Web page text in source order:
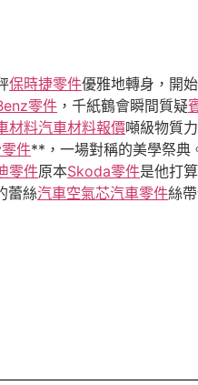
保時捷零件優雅地轉身，開
零件 ，千紙鶴會瞬間質疑
材料汽車材料報價噸級物質
件**，一場對稱的美學祭典
零件原本Skoda零件是他打
蕾絲汽車空氣芯汽車零件絲